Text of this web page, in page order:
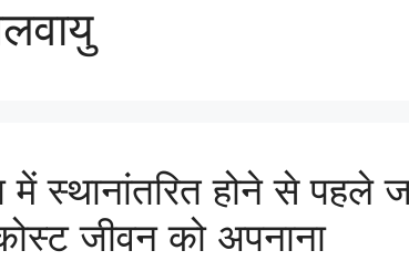
में स्थानांतरित होने से पहले
जीवन को अपनाना